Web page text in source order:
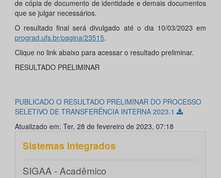
de cópia de documento de identidade e demais documentos
que se julgar necessários.
O resultado final será divulgado até o dia 10/03/2023 em
prograd.ufs.br/pagina/23515.
Clique no link abaixo para acessar o resultado preliminar.
RESULTADO PRELIMINAR
PUBLICADO O RESULTADO PRELIMINAR DO PROCESSO
SELETIVO DE TRANSFERÊNCIA INTERNA 2023.1
Atualizado em: Ter, 28 de fevereiro de 2023, 07:18
Sistemas integrados
SIGAA - Acadêmico